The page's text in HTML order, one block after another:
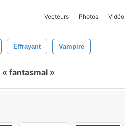
Vecteurs Photos Vidéo
Effrayant Vampire
fantasmal